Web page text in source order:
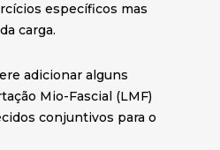
específicos mas
carga.
adicionar alguns
Mio-Fascial (LMF)
conjuntivos para o